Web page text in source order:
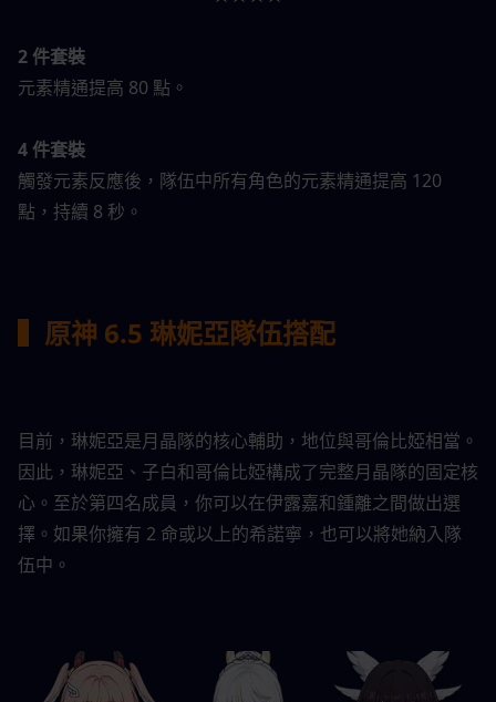
2 件套裝
元素精通提高 80 點。
4 件套裝
觸發元素反應後，隊伍中所有角色的元素精通提高 120
點，持續 8 秒。
▍原神 6.5 琳妮亞隊伍搭配
目前，琳妮亞是月晶隊的核心輔助，地位與哥倫比婭相當。
因此，琳妮亞、子白和哥倫比婭構成了完整月晶隊的固定核
心。至於第四名成員，你可以在伊露嘉和鍾離之間做出選
擇。如果你擁有 2 命或以上的希諾寧，也可以將她納入隊
伍中。